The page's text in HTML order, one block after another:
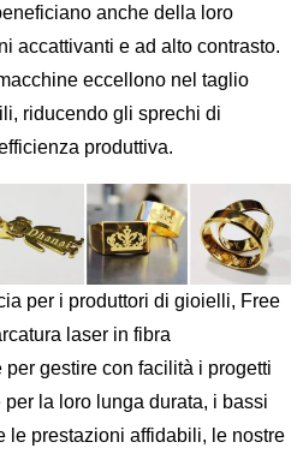
anche della loro
accattivanti e ad alto contrasto.
eccellono nel taglio
riducendo gli sprechi di
produttiva.
per i produttori di gioielli, Free
laser in fibra
gestire con facilità i progetti
la loro lunga durata, i bassi
le prestazioni affidabili, le nostre